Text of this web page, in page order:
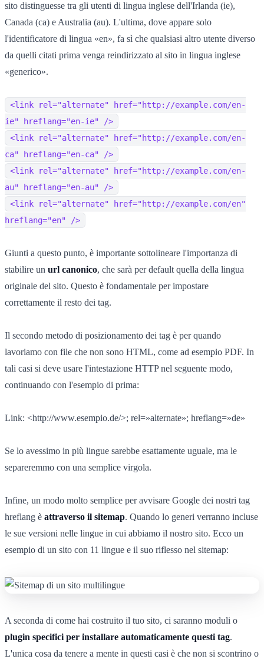
sito distinguesse tra gli utenti di lingua inglese dell'Irlanda (ie),
Canada (ca) e Australia (au). L'ultima, dove appare solo
l'identificatore di lingua «en», fa sì che qualsiasi altro utente diverso
da quelli citati prima venga reindirizzato al sito in lingua inglese
«generico».
<link rel="alternate" href="http://example.com/en-
ie" hreflang="en-ie" />
<link rel="alternate" href="http://example.com/en-
ca" hreflang="en-ca" />
<link rel="alternate" href="http://example.com/en-
au" hreflang="en-au" />
<link rel="alternate" href="http://example.com/en"
hreflang="en" />
Giunti a questo punto, è importante sottolineare l'importanza di
stabilire un url canonico, che sarà per default quella della lingua
originale del sito. Questo è fondamentale per impostare
correttamente il resto dei tag.
Il secondo metodo di posizionamento dei tag è per quando
lavoriamo con file che non sono HTML, come ad esempio PDF. In
tali casi si deve usare l'intestazione HTTP nel seguente modo,
continuando con l'esempio di prima:
Link: <http://www.esempio.de/>; rel=»alternate»; hreflang=»de»
Se lo avessimo in più lingue sarebbe esattamente uguale, ma le
separeremmo con una semplice virgola.
Infine, un modo molto semplice per avvisare Google dei nostri tag
hreflang è attraverso il sitemap. Quando lo generi verranno incluse
le sue versioni nelle lingue in cui abbiamo il nostro sito. Ecco un
esempio di un sito con 11 lingue e il suo riflesso nel sitemap:
A seconda di come hai costruito il tuo sito, ci saranno moduli o
plugin specifici per installare automaticamente questi tag.
L'unica cosa da tenere a mente in questi casi è che non si scontrino o